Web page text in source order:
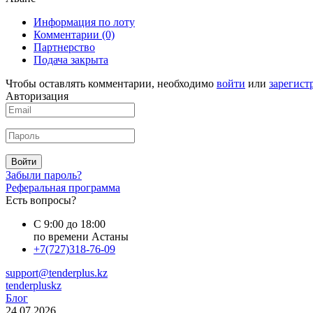
Информация по лоту
Комментарии (0)
Партнерство
Подача закрыта
Чтобы оставлять комментарии, необходимо войти или
Авторизация
Войти
Забыли пароль?
Реферальная программа
Есть вопросы?
С 9:00 до 18:00
по времени Астаны
+7(727)318-76-09
support@tenderplus.kz
tenderpluskz
Блог